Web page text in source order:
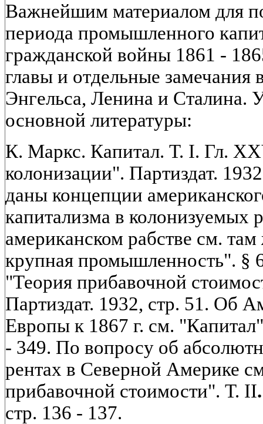
Важнейшим материалом для
периода промышленного
гражданской войны 1861 -
главы и отдельные замечания
Энгельса, Ленина и Сталина.
основной литературы:
К. Маркс. Капитал. Т. I. Гл.
колонизации". Партиздат.
даны концепции
капитализма в
американском рабстве см.
крупная промышленность". §
"Теория прибавочной
Партиздат. 1932, стр. 51. Об
Европы к 1867 г. см.
- 349. По вопросу об
рентах в Северной Америке
прибавочной стоимости". Т. II.
стр. 136 - 137.